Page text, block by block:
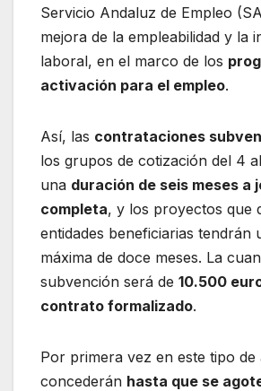
Servicio Andaluz de Empleo
mejora de la empleabilidad y la
laboral, en el marco de los
activación para el empleo.
Así, las contrataciones
los grupos de cotización del 4
una duración de seis meses a
completa, y los proyectos que
entidades beneficiarias tendrán
máxima de doce meses. La
subvención será de 10.500
contrato formalizado.
Por primera vez en este tipo de
concederán hasta que se